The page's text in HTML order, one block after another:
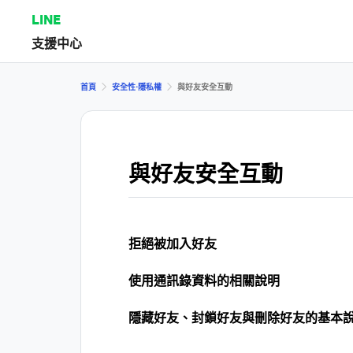
LINE
支援中心
首頁 安全性⋅隱私權 與好友安全互動
與好友安全互動
拒絕被加入好友
使用通訊錄資料的相關說明
隱藏好友、封鎖好友與刪除好友的基本